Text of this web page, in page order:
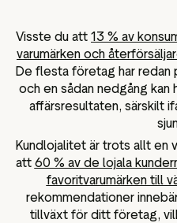
Visste du att 13 % av
varumärken och
De flesta företag har
och en sådan nedgång kan
affärsresultaten, särskilt
Kundlojalitet är trots allt en
att 60 % av de lojala
favoritvarumärken till
rekommendationer
tillväxt för ditt företag,